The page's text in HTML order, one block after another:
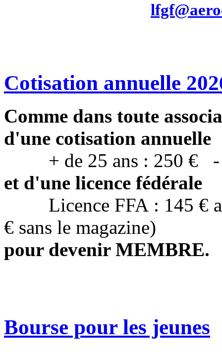
Cotisation annuelle
Comme dans toute
d'une cotisation annuelle
+ de 25 ans : 250 € -
et d'une licence fédérale
Licence FFA : 145 €
€ sans le magazine)
pour devenir MEMBRE.
Bourse pour les jeunes